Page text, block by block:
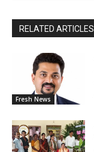
RELATED ARTICLES
Fresh News